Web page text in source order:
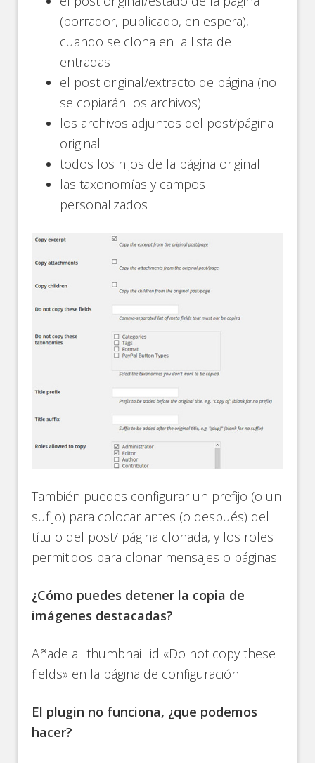
(borrador, publicado, en espera),
cuando se clona en la lista de
entradas
el post original/extracto de página (no
se copiarán los archivos)
los archivos adjuntos del post/página
original
todos los hijos de la página original
las taxonomías y campos
personalizados
También puedes configurar un prefijo (o un
sufijo) para colocar antes (o después) del
título del post/ página clonada, y los roles
permitidos para clonar mensajes o páginas.
¿Cómo puedes detener la copia de
imágenes destacadas?
Añade a _thumbnail_id «Do not copy these
fields» en la página de configuración.
El plugin no funciona, ¿que podemos
hacer?